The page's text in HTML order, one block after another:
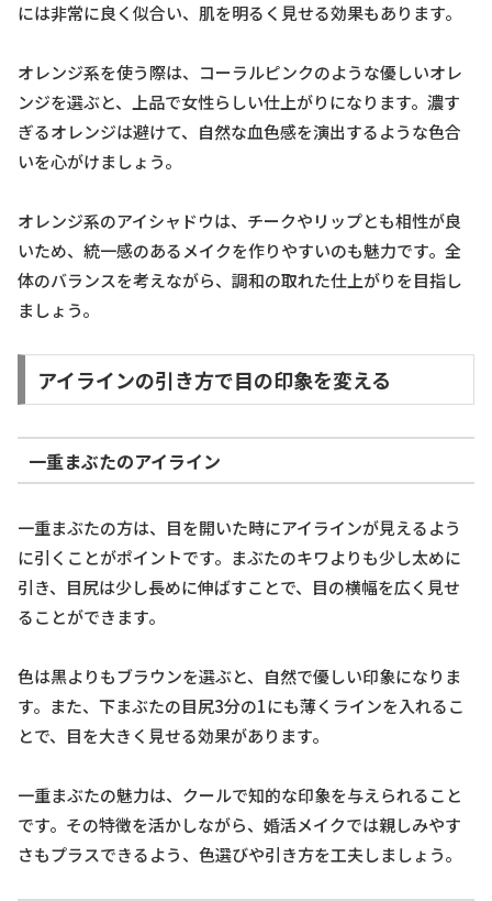
には非常に良く似合い、肌を明るく見せる効果もあります。
オレンジ系を使う際は、コーラルピンクのような優しいオレ
ンジを選ぶと、上品で女性らしい仕上がりになります。濃す
ぎるオレンジは避けて、自然な血色感を演出するような色合
いを心がけましょう。
オレンジ系のアイシャドウは、チークやリップとも相性が良
いため、統一感のあるメイクを作りやすいのも魅力です。全
体のバランスを考えながら、調和の取れた仕上がりを目指し
ましょう。
アイラインの引き方で目の印象を変える
一重まぶたのアイライン
一重まぶたの方は、目を開いた時にアイラインが見えるよう
に引くことがポイントです。まぶたのキワよりも少し太めに
引き、目尻は少し長めに伸ばすことで、目の横幅を広く見せ
ることができます。
色は黒よりもブラウンを選ぶと、自然で優しい印象になりま
す。また、下まぶたの目尻3分の1にも薄くラインを入れるこ
とで、目を大きく見せる効果があります。
一重まぶたの魅力は、クールで知的な印象を与えられること
です。その特徴を活かしながら、婚活メイクでは親しみやす
さもプラスできるよう、色選びや引き方を工夫しましょう。